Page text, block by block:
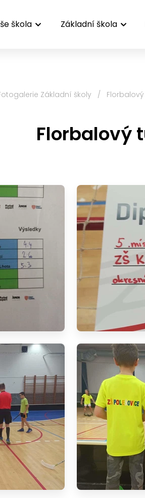
škola Základní škola
Základní školy /
Florbalový